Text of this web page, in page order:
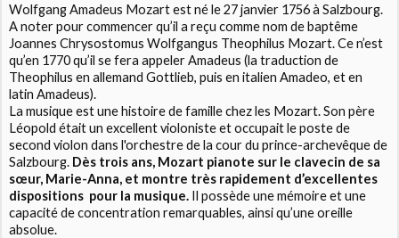
Wolfgang Amadeus Mozart est né le 27 janvier 1756 à Salzbourg.
A noter pour commencer qu’il a reçu comme nom de baptême
Joannes Chrysostomus Wolfgangus Theophilus Mozart. Ce n’est
qu’en 1770 qu’il se fera appeler Amadeus (la traduction de
Theophilus en allemand Gottlieb, puis en italien Amadeo, et en
latin Amadeus).
La musique est une histoire de famille chez les Mozart. Son père
Léopold était un excellent violoniste et occupait le poste de
second violon dans l'orchestre de la cour du prince-archevêque de
Salzbourg. Dès trois ans, Mozart pianote sur le clavecin de sa
sœur, Marie-Anna, et montre très rapidement d’excellentes
dispositions pour la musique. Il possède une mémoire et une
capacité de concentration remarquables, ainsi qu’une oreille
absolue.